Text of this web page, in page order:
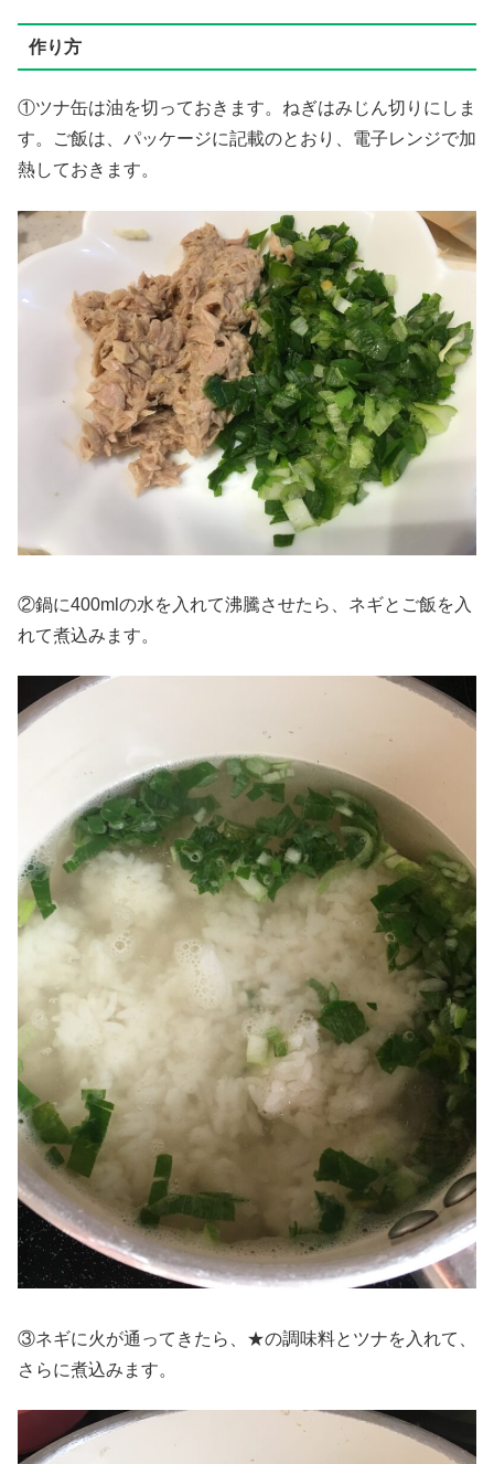
作り方
①ツナ缶は油を切っておきます。ねぎはみじん切りにしま
す。ご飯は、パッケージに記載のとおり、電子レンジで加
熱しておきます。
②鍋に400mlの水を入れて沸騰させたら、ネギとご飯を入
れて煮込みます。
③ネギに火が通ってきたら、★の調味料とツナを入れて、
さらに煮込みます。